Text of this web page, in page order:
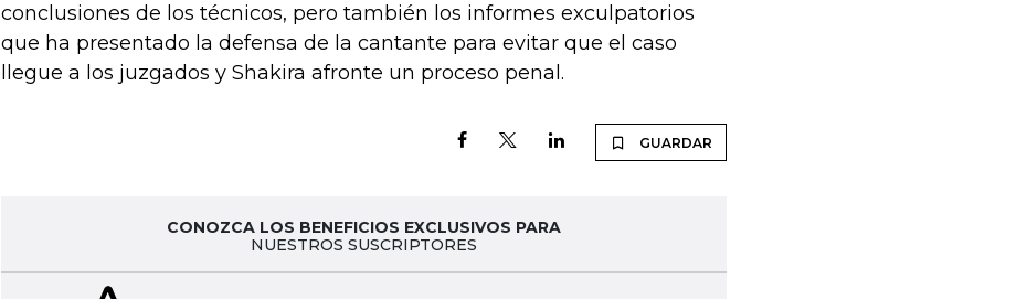
conclusiones de los técnicos, pero también los informes exculpatorios
que ha presentado la defensa de la cantante para evitar que el caso
llegue a los juzgados y Shakira afronte un proceso penal.
GUARDAR
CONOZCA LOS BENEFICIOS EXCLUSIVOS PARA
NUESTROS SUSCRIPTORES